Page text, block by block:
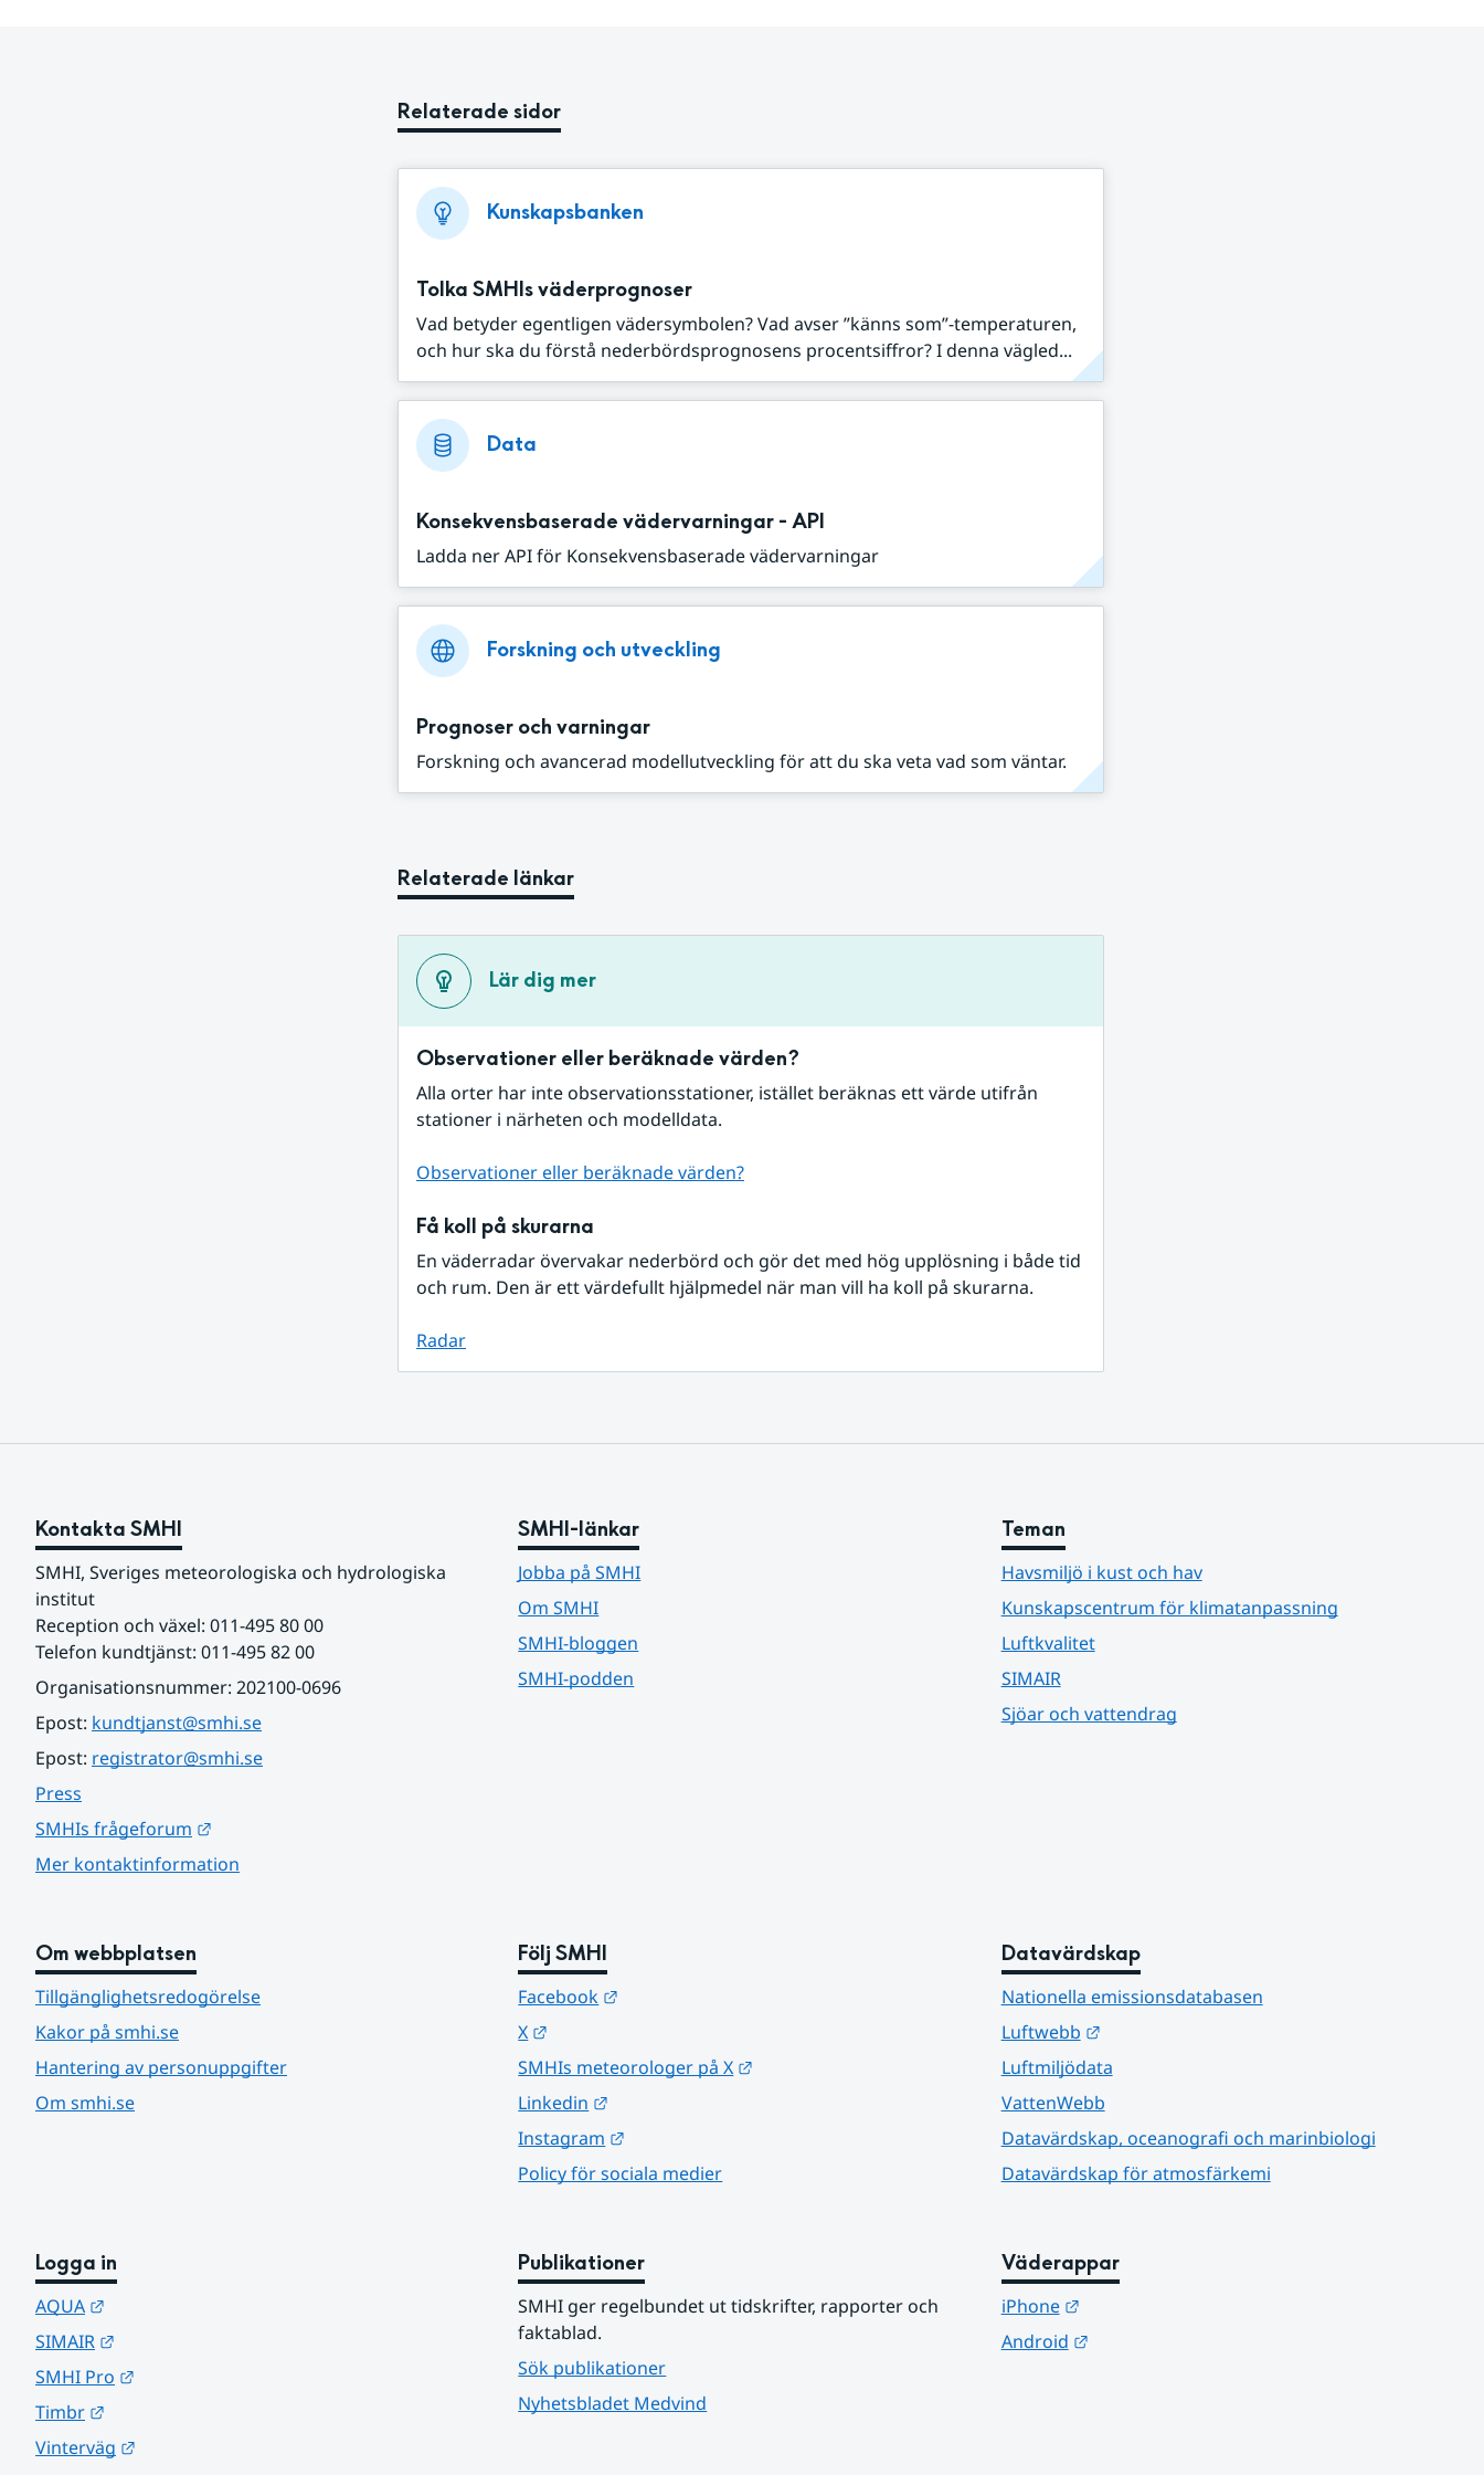
Relaterade sidor
Kunskapsbanken
Tolka SMHIs väderprognoser
Vad betyder egentligen vädersymbolen? Vad avser ”känns som”-temperaturen,
och hur ska du förstå nederbördsprognosens procentsiffror? I denna vägled...
Data
Konsekvensbaserade vädervarningar - API
Ladda ner API för Konsekvensbaserade vädervarningar
Forskning och utveckling
Prognoser och varningar
Forskning och avancerad modellutveckling för att du ska veta vad som väntar.
Relaterade länkar
Lär dig mer
Observationer eller beräknade värden?
Alla orter har inte observationsstationer, istället beräknas ett värde utifrån
stationer i närheten och modelldata.
Observationer eller beräknade värden?
Få koll på skurarna
En väderradar övervakar nederbörd och gör det med hög upplösning i både tid
och rum. Den är ett värdefullt hjälpmedel när man vill ha koll på skurarna.
Radar
Kontakta SMHI
SMHI, Sveriges meteorologiska och hydrologiska
institut
Reception och växel: 011-495 80 00
Telefon kundtjänst: 011-495 82 00
Organisationsnummer: 202100-0696
Epost: kundtjanst@smhi.se
Epost: registrator@smhi.se
Press
SMHIs frågeforum
Mer kontaktinformation
SMHI-länkar
Jobba på SMHI
Om SMHI
SMHI-bloggen
SMHI-podden
Teman
Havsmiljö i kust och hav
Kunskapscentrum för klimatanpassning
Luftkvalitet
SIMAIR
Sjöar och vattendrag
Om webbplatsen
Tillgänglighetsredogörelse
Kakor på smhi.se
Hantering av personuppgifter
Om smhi.se
Följ SMHI
Facebook
X
SMHIs meteorologer på X
Linkedin
Instagram
Policy för sociala medier
Datavärdskap
Nationella emissionsdatabasen
Luftwebb
Länk till annan webbplats.
Luftmiljödata
VattenWebb
Datavärdskap, oceanografi och marinbiologi
Datavärdskap för atmosfärkemi
Logga in
AQUA
SIMAIR
SMHI Pro
Timbr
Vinterväg
Publikationer
SMHI ger regelbundet ut tidskrifter, rapporter och
faktablad.
Sök publikationer
Nyhetsbladet Medvind
Väderappar
iPhone
Länk till annan webbplats.
Android
Länk till annan webbplats.